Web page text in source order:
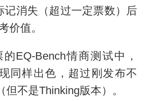
记消失（超过一定票数）后
价值。
EQ-Bench情商测试中，
同样出色，超过刚发布不
但不是Thinking版本）。